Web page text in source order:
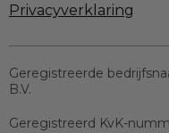
Privacyverklaring
Geregistreerde
B.V.
Geregistreerd KvK-